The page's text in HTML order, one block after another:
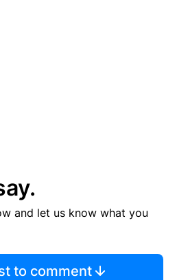
and let us know what you
to comment